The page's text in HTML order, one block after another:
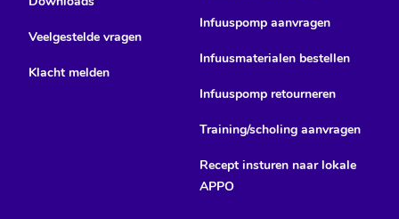
Veelgestelde vragen
Klacht melden
Infuuspomp aanvragen
Infuusmaterialen bestellen
Infuuspomp retourneren
Training/scholing aanvragen
Recept insturen naar lokale
APPO